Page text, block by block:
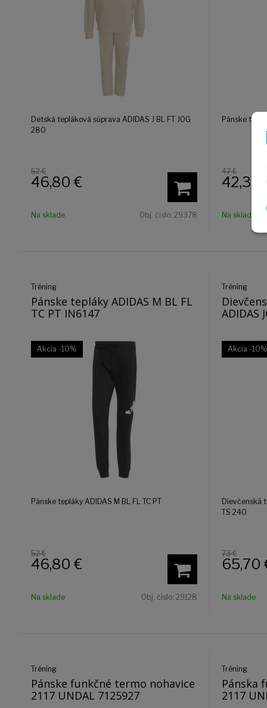
Detská tepláková súprava ADIDAS J BL FT JOG
280
52 €
46,80 €
Na sklade Obj. čislo: 29378
Pánske
47 €
42,30
Na sklade
Tréning
Pánske tepláky ADIDAS M BL FL
TC PT IN6147
Akcia -10%
Pánske tepláky ADIDAS M BL FL TC PT
52 €
46,80 €
Na sklade Obj. čislo: 29128
Tréning
ADIDAS
Akcia -10%
Dievčenská
TS 240
73 €
65,70
Na sklade
Tréning
Pánske funkčné termo nohavice
2117 UNDAL 7125927
Tréning
Pánska
2117